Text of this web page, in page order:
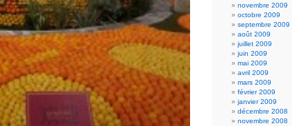
novembre 2009
octobre 2009
septembre 2009
août 2009
juillet 2009
juin 2009
mai 2009
avril 2009
mars 2009
février 2009
janvier 2009
décembre 2008
novembre 2008